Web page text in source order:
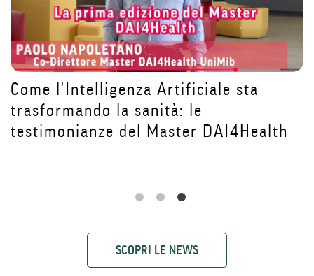
Come l'Intelligenza Artificiale sta
trasformando la sanità: le
testimonianze del Master DAI4Health
SCOPRI LE NEWS